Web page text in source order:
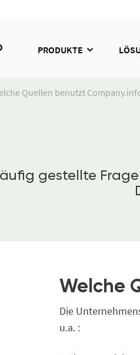
PRODUKTE
Quellen benutzt
gestellte
Welche
Die
u.a. :